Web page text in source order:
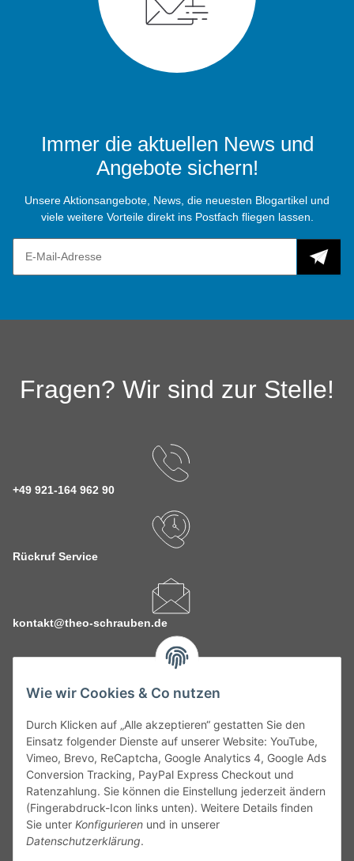
Wie wir Cookies & Co nutzen
Durch Klicken auf „Alle akzeptieren“ gestatten Sie den
Einsatz folgender Dienste auf unserer Website: YouTube,
Vimeo, Brevo, ReCaptcha, Google Analytics 4, Google Ads
Conversion Tracking, PayPal Express Checkout und
Ratenzahlung. Sie können die Einstellung jederzeit ändern
(Fingerabdruck-Icon links unten). Weitere Details finden
Sie unter Konfigurieren und in unserer
Datenschutzerklärung.
Immer die aktuellen News und
Angebote sichern!
Unsere Aktionsangebote, News, die neuesten Blogartikel und
viele weitere Vorteile direkt ins Postfach fliegen lassen.
Fragen? Wir sind zur Stelle!
+49 921-164 962 90
Rückruf Service
kontakt@theo-schrauben.de
Service
Gesetzliche Informationen
Alle technischen Angaben ohne Gewähr. Irrtümer und fehlerhafte
Angaben vorbehalten. Wenn Sie Datenblätter oder spezielle